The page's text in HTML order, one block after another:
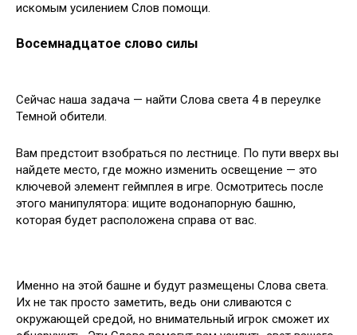
искомым усилением Слов помощи.
Восемнадцатое слово силы
Сейчас наша задача — найти Слова света 4 в переулке
Темной обители.
Вам предстоит взобраться по лестнице. По пути вверх вы
найдете место, где можно изменить освещение — это
ключевой элемент геймплея в игре. Осмотритесь после
этого манипулятора: ищите водонапорную башню,
которая будет расположена справа от вас.
Именно на этой башне и будут размещены Слова света.
Их не так просто заметить, ведь они сливаются с
окружающей средой, но внимательный игрок сможет их